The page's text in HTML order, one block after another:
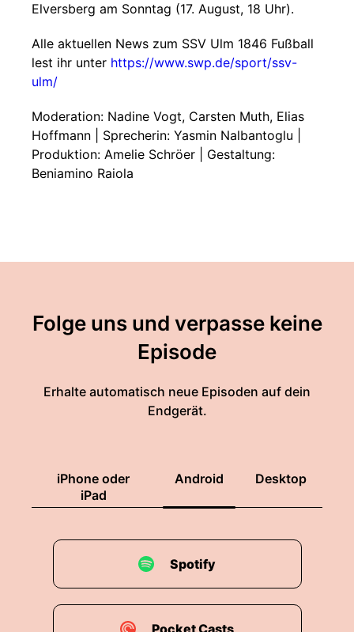
Elversberg am Sonntag (17. August, 18 Uhr).
Alle aktuellen News zum SSV Ulm 1846 Fußball
lest ihr unter https://www.swp.de/sport/ssv-
ulm/
Moderation: Nadine Vogt, Carsten Muth, Elias
Hoffmann | Sprecherin: Yasmin Nalbantoglu |
Produktion: Amelie Schröer | Gestaltung:
Beniamino Raiola
Folge uns und verpasse keine
Episode
Erhalte automatisch neue Episoden auf dein
Endgerät.
iPhone oder
iPad
Android Desktop
Spotify
Pocket Casts